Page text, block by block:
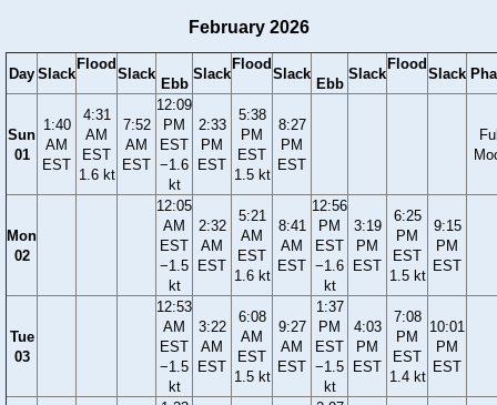
February 2026
Day Slack
Flood
Slack
Ebb
Slack
Flood
Slack
Ebb
Slack
Flood
Slack
Sun
01
1:40
AM
EST
4:31
AM
EST
1.6 kt
7:52
AM
EST
12:09
PM
EST
−1.6
kt
2:33
PM
EST
5:38
PM
EST
1.5 kt
8:27
PM
EST
Mon
02
12:05
AM
EST
−1.5
kt
2:32
AM
EST
5:21
AM
EST
1.6 kt
8:41
AM
EST
12:56
PM
EST
−1.6
kt
3:19
PM
EST
6:25
PM
EST
1.5 kt
9:15
PM
EST
Tue
03
12:53
AM
EST
−1.5
kt
3:22
AM
EST
6:08
AM
EST
1.5 kt
9:27
AM
EST
1:37
PM
EST
−1.5
kt
4:03
PM
EST
7:08
PM
EST
1.4 kt
10:01
PM
EST